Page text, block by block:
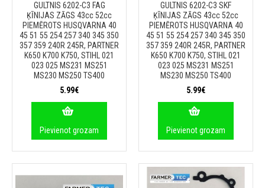
GULTNIS 6202-C3 FAG
ĶĪNIJAS ZĀGS 43cc 52cc
PIEMĒROTS HUSQVARNA 40
45 51 55 254 257 340 345 350
357 359 240R 245R, PARTNER
K650 K700 K750, STIHL 021
023 025 MS231 MS251
MS230 MS250 TS400
5.99€
Pievienot grozam
GULTNIS 6202-C3 SKF
ĶĪNIJAS ZĀGS 43cc 52cc
PIEMĒROTS HUSQVARNA 40
45 51 55 254 257 340 345 350
357 359 240R 245R, PARTNER
K650 K700 K750, STIHL 021
023 025 MS231 MS251
MS230 MS250 TS400
5.99€
Pievienot grozam